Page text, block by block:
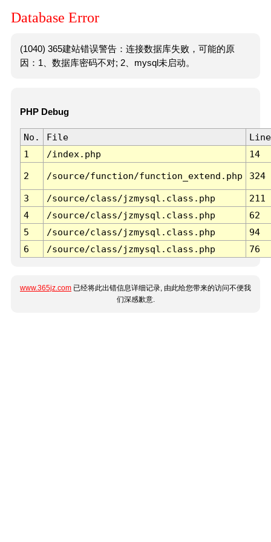
Database Error
(1040) 365建站错误警告：连接数据库失败，可能的原
因：1、数据库密码不对; 2、mysql未启动。
PHP Debug
No. File
Line
1
/index.php 14
2 /source/function/function_extend.php 324
3 /source/class/jzmysql.class.php
211
4
/source/class/jzmysql.class.php
62
5
/source/class/jzmysql.class.php
94
6
/source/class/jzmysql.class.php 76
www.365jz.com 已经将此出错信息详细记录, 由此给您带来的访问不便我
们深感歉意.